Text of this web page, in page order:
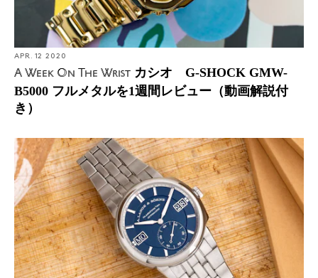
APR. 12 2020
A Week On The Wrist カシオ G-SHOCK GMW-
B5000 フルメタルを1週間レビュー（動画解説付
き）